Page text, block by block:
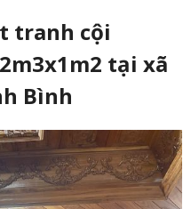
tranh cội
tại xã
Bình